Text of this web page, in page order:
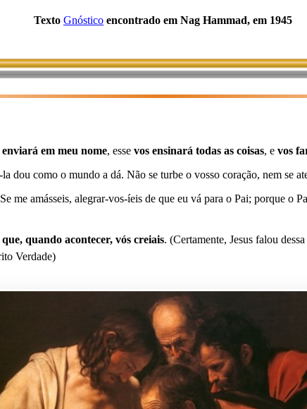
Texto Gnóstico encontrado em Nag Hammad, em 1945
em meu nome, esse vos ensinará todas as coisas, e vos
dou como o mundo a dá. Não se turbe o vosso coração, nem se
me amásseis, alegrar-vos-íeis de que eu vá para o Pai; porque o
quando acontecer, vós creiais. (Certamente, Jesus falou
Verdade)